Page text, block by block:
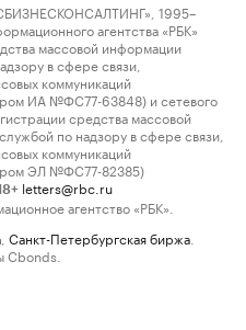
1995–
агентства «РБК»
массовой информации
в сфере связи,
коммуникаций
ИА №ФС77-63848) и сетевого
средства массовой
по надзору в сфере связи,
коммуникаций
ЭЛ №ФС77-82385)
letters@rbc.ru
агентство «РБК».
Санкт-Петербургская биржа
Cbonds.